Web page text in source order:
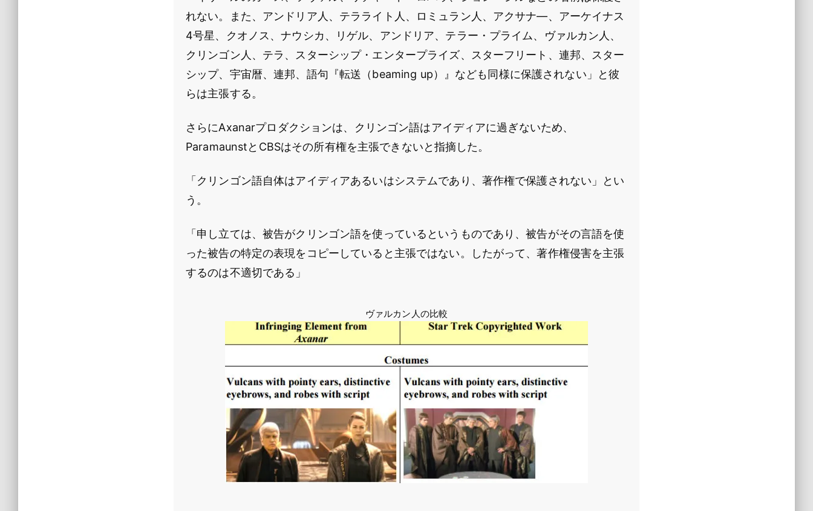
れない。また、アンドリア人、テラライト人、ロミュラン人、アクサナ―、アーケイナス
4号星、クオノス、ナウシカ、リゲル、アンドリア、テラー・プライム、ヴァルカン人、
クリンゴン人、テラ、スターシップ・エンタープライズ、スターフリート、連邦、スター
シップ、宇宙暦、連邦、語句『転送（beaming up）』なども同様に保護されない」と彼
らは主張する。
さらにAxanarプロダクションは、クリンゴン語はアイディアに過ぎないため、
ParamaunstとCBSはその所有権を主張できないと指摘した。
「クリンゴン語自体はアイディアあるいはシステムであり、著作権で保護されない」とい
う。
「申し立ては、被告がクリンゴン語を使っているというものであり、被告がその言語を使
った被告の特定の表現をコピーしていると主張ではない。したがって、著作権侵害を主張
するのは不適切である」
ヴァルカン人の比較